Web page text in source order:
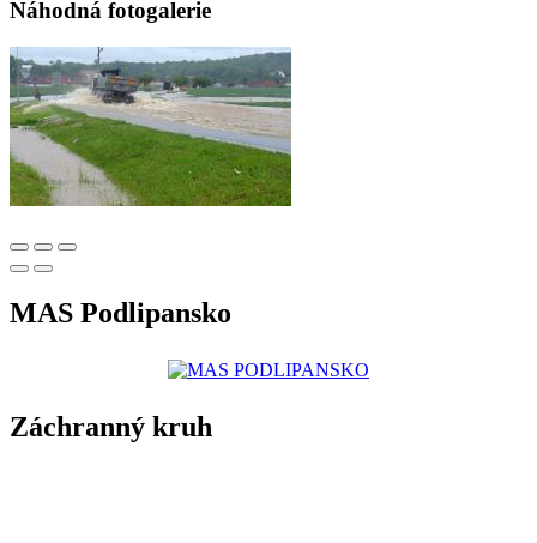
Náhodná fotogalerie
MAS Podlipansko
Záchranný kruh